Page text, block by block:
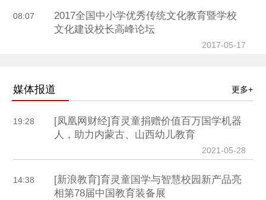
08:07
2017全国中小学优秀传统文化教育暨学校
文化建设校长高峰论坛
2017-05-17
媒体报道 更多+
19:28
[凤凰网财经]育灵童捐赠价值百万国学机器
人，助力内蒙古、山西幼儿教育
2021-05-28
14:38
[新浪教育]育灵童国学与智慧校园新产品亮
相第78届中国教育装备展